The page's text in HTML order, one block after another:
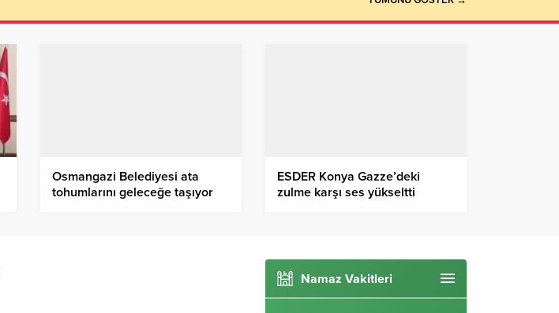
Osmangazi Belediyesi ata
tohumlarını geleceğe taşıyor
ESDER Konya Gazze’deki
zulme karşı ses yükseltti
Namaz Vakitleri